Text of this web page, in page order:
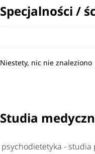
Specjalności /
Niestety, nic nie znaleziono
Studia
psychodietetyka - studia